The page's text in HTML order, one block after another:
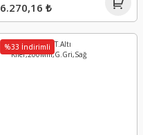
6.270,16 ₺
%33 İndirimli